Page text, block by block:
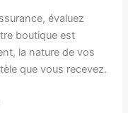
évaluez
boutique est
la nature de vos
que vous recevez.